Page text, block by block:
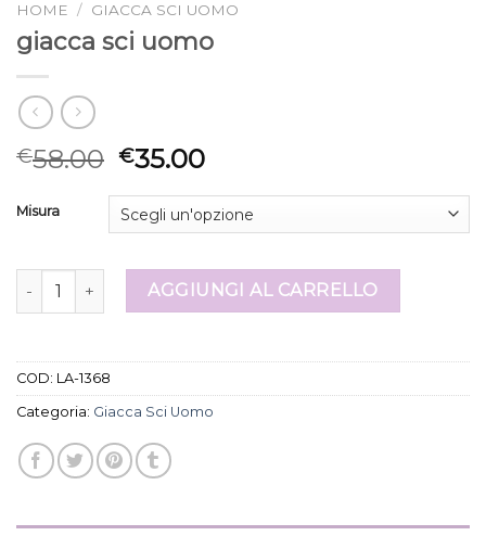
HOME / GIACCA SCI UOMO
giacca sci uomo
€58.00 €35.00
Misura
giacca sci uomo quantitàAGGIUNGI AL CARRELLO
COD: LA-1368
Categoria: Giacca Sci Uomo